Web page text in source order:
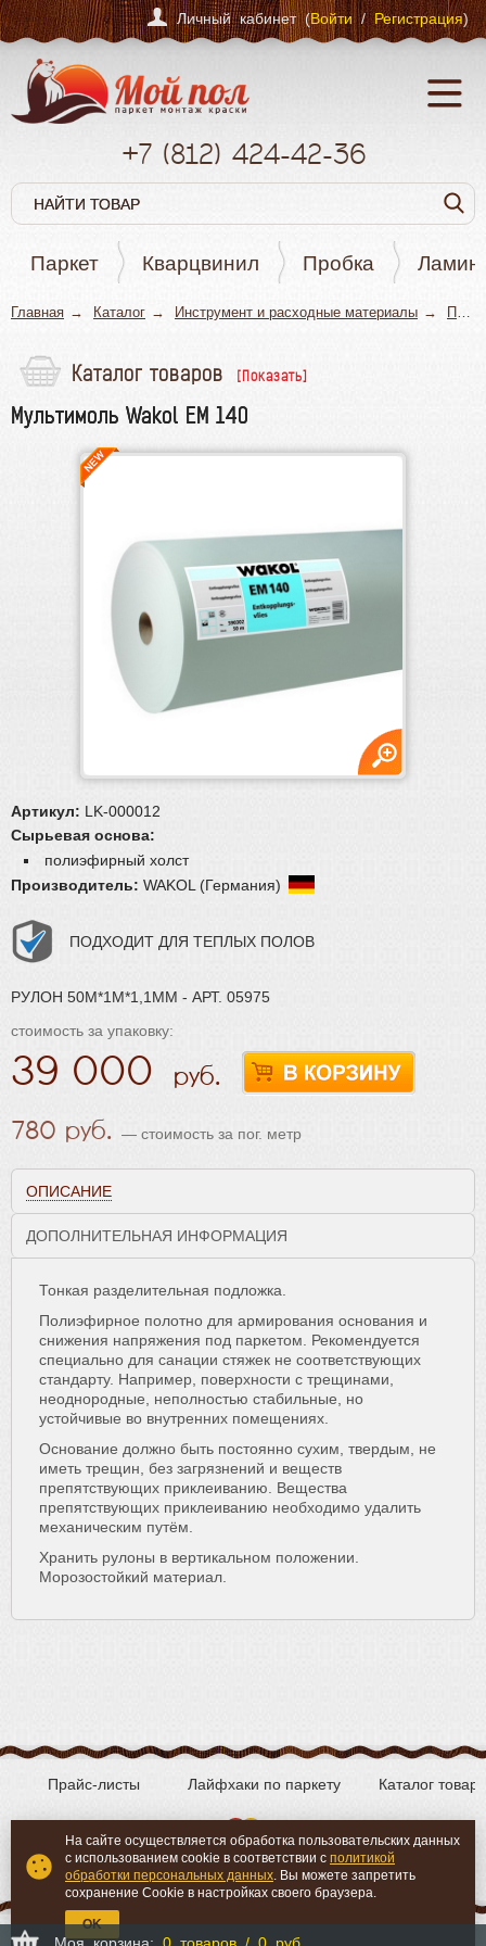
Личный кабинет (Войти/Регистрация)
+7 (812) 424-42-36
Паркет Кварцвинил Пробка
Главная Каталог Инструмент и расходные материалы Подготовка основания
Каталог товаров
Паркет
Ламинат
Масла и краски
Инструмент и расходные материалы
Ручной инструмент
Подготовка основания
Запчасти для шлиф.машин
Материалы для реставрации
Мультимоль Wakol EM 140
Артикул: LK-000012
Сырьевая основа:
полиэфирный холст
Производитель: WAKOL (Германия)
ПОДХОДИТ ДЛЯ ТЕПЛЫХ ПОЛОВ
РУЛОН 50М*1М*1,1ММ - АРТ. 05975
стоимость за упаковку:
39 000
780 — стоимость за пог. метр
ОПИСАНИЕ
ДОПОЛНИТЕЛЬНАЯ ИНФОРМАЦИЯ
Тонкая разделительная подложка.
Полиэфирное полотно для армирования основания и
снижения напряжения под паркетом. Рекомендуется
специально для санации стяжек не соответствующих
стандарту. Например, поверхности с трещинами,
неоднородные, неполностью стабильные, но
устойчивые во внутренних помещениях.
Основание должно быть постоянно сухим, твердым, не
иметь трещин, без загрязнений и веществ
препятствующих приклеиванию. Вещества
препятствующих приклеиванию необходимо удалить
механическим путём.
Хранить рулоны в вертикальном положении.
Морозостойкий материал.
Лайфхаки по паркету Каталог
Прайс-листы
ВконтактеYouTube
На сайте осуществляется обработка пользовательских данных
с использованием cookie в соответствии с политикой
обработки персональных данных. Вы можете запретить
сохранение Cookie в настройках своего браузера.
OK